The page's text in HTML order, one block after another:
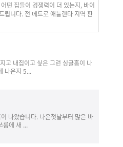
떤 집들이 경쟁력이 더 있는지, 바이
립니다. 전 메트로 애틀랜타 지역 판
고 내집이고 싶은 그런 싱글홈이 나
나온지 5...
나왔습니다. 나온첫날부터 많은 바
룸에 새 ...